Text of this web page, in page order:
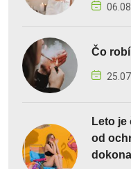
Čo
Leto
od